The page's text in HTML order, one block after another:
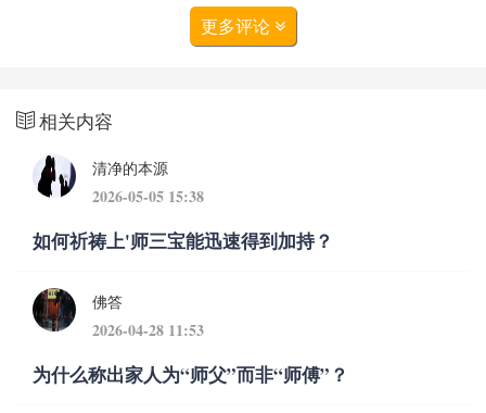
更多评论
相关内容
清净的本源
2026-05-05 15:38
如何祈祷上'师三宝能迅速得到加持？
佛答
2026-04-28 11:53
为什么称出家人为“师父”而非“师傅”？